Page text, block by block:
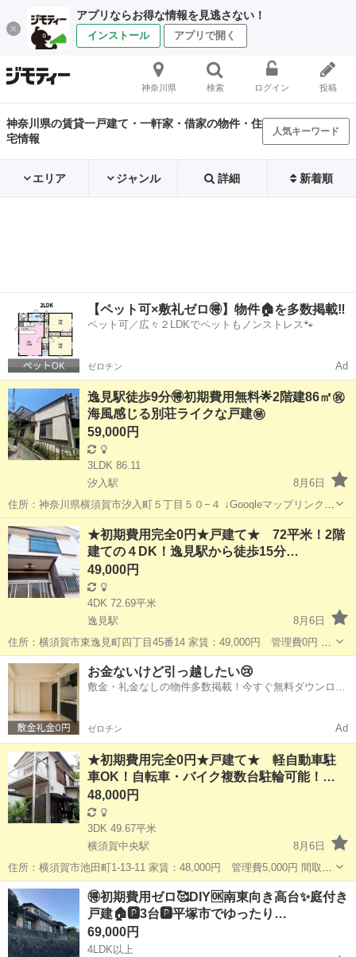
アプリならお得な情報を見逃さない！
インストール アプリで開く
神奈川県 検索 ログイン 投稿
神奈川県の賃貸一戸建て・一軒家・借家の物件・住
宅情報
人気キーワード
エリア ジャンル 詳細 新着順
【ペット可×敷礼ゼロ🉐】物件🏠を多数掲載‼️
ペット可／広々２LDKでペットもノンストレス🐾
ゼロチン Ad
逸見駅徒歩9分🉐初期費用無料🌟2階建86㎡㊗️
海風感じる別荘ライクな戸建㊙️
59,000円
3LDK 86.11
汐入駅
8月6日
住所：神奈川県横須賀市汐入町５丁目５０−４ ↓Googleマップリンク↓
https://goo.gl/maps/o2Nq6N3Vdej5aEWv6 家賃：59,000円 敷金礼金：
なし 仲介手数料：なし ...
神奈川 横須賀市 汐入駅 一戸建て 物件
★初期費用完全0円★戸建て★ 72平米！2階
建ての４DK！逸見駅から徒歩15分…
49,000円
4DK 72.69平米
逸見駅
8月6日
住所：横須賀市東逸見町四丁目45番14 家賃：49,000円 管理費0円 間
取り：4DK / 72.69平米 京浜急行「逸見駅」から徒歩15分 大型スー
パー、小学校も徒歩圏にあり便利な立地です。 周りは住宅街...
神奈川 横須賀市 逸見駅 一戸建て 徒歩
お金ないけど引っ越したい😢
敷金・礼金なしの物件多数掲載！今すぐ無料ダウンロー
ゼロチン Ad
★初期費用完全0円★戸建て★ 軽自動車駐
車OK！自転車・バイク複数台駐輪可能！…
48,000円
3DK 49.67平米
横須賀中央駅
8月6日
住所：横須賀市池田町1-13-11 家賃：48,000円 管理費5,000円 間取
り：4DK / 72.69平米 京浜急行「新大津駅」から徒歩13分、「京急大
津駅」から徒歩13分。 ★軽自動車、駐車可能 ★駐...
神奈川 横須賀市 横須賀中央駅 一戸建て 徒歩
🉐初期費用ゼロ🥰DIY🆗南東向き高台✨庭付き
戸建🏠🅿️3台🅿️平塚市でゆったり…
69,000円
4LDK以上